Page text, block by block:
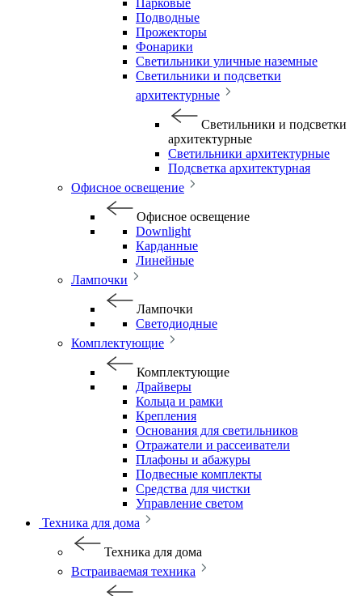
Парковые
Подводные
Прожекторы
Фонарики
Светильники уличные наземные
Светильники и подсветки
архитектурные
Светильники и подсветки
архитектурные
Светильники архитектурные
Подсветка архитектурная
Офисное освещение
Офисное освещение
Downlight
Карданные
Линейные
Лампочки
Лампочки
Светодиодные
Комплектующие
Комплектующие
Драйверы
Кольца и рамки
Крепления
Основания для светильников
Отражатели и рассеиватели
Плафоны и абажуры
Подвесные комплекты
Средства для чистки
Управление светом
Техника для дома
Техника для дома
Встраиваемая техника